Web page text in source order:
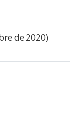
de 2020)